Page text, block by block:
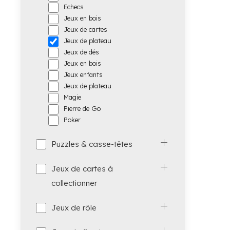
Echecs
Jeux en bois
Jeux de cartes
Jeux de plateau
Jeux de dés
Jeux en bois
Jeux enfants
Jeux de plateau
Magie
Pierre de Go
Poker
Puzzles & casse-têtes
Jeux de cartes à
collectionner
Jeux de rôle